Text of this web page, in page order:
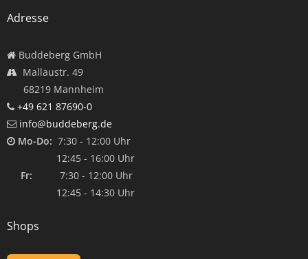
Adresse
Buddeberg GmbH
Mallaustr. 49
68219 Mannheim
+49 621 87690-0
info@buddeberg.de
Mo-Do: 7:30 - 12:00 Uhr
12:45 - 16:00 Uhr
Fr: 7:30 - 12:00 Uhr
12:45 - 14:30 Uhr
Shops